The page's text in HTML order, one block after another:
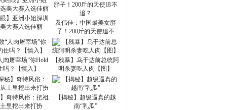
眼】亚洲小姐深圳
大赛入选佳丽
及伟佳：中国最美女胖
子！200斤的天使追不
肉屠宰场”你Hold
吗？【慎入】
【残暴】乌干达前总统阿
明杀妻吃人肉【图】
】奇特风俗：把祖
里挖出来打扮
【揭秘】超级逼真的越
南“乳瓜”